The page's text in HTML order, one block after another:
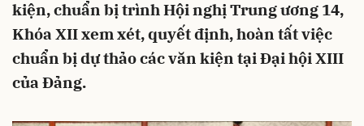
kiện, chuẩn bị trình Hội nghị Trung ương 14,
Khóa XII xem xét, quyết định, hoàn tất việc
chuẩn bị dự thảo các văn kiện tại Đại hội XIII
của Đảng.